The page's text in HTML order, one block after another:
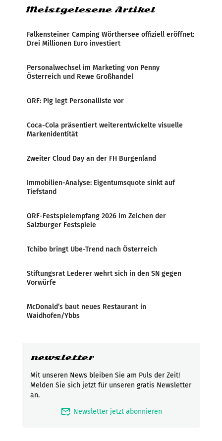
Meistgelesene Artikel
Falkensteiner Camping Wörthersee offiziell eröffnet:
Drei Millionen Euro investiert
Personalwechsel im Marketing von Penny
Österreich und Rewe Großhandel
ORF: Pig legt Personalliste vor
Coca-Cola präsentiert weiterentwickelte visuelle
Markenidentität
Zweiter Cloud Day an der FH Burgenland
Immobilien-Analyse: Eigentumsquote sinkt auf
Tiefstand
ORF-Festspielempfang 2026 im Zeichen der
Salzburger Festspiele
Tchibo bringt Ube-Trend nach Österreich
Stiftungsrat Lederer wehrt sich in den SN gegen
Vorwürfe
McDonald’s baut neues Restaurant in
Waidhofen/Ybbs
newsletter
Mit unseren News bleiben Sie am Puls der Zeit!
Melden Sie sich jetzt für unseren gratis Newsletter
an.
mark_email_read Newsletter jetzt abonnieren